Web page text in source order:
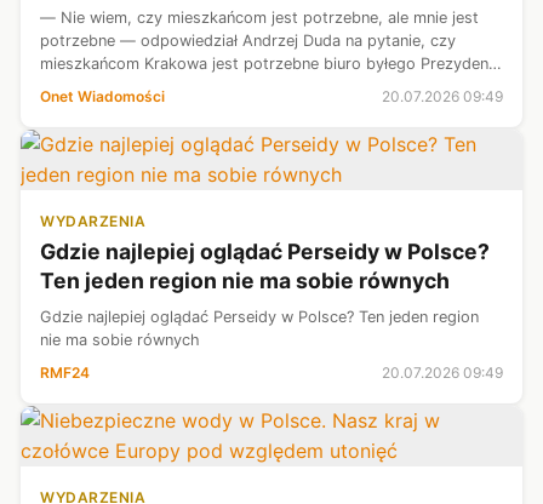
— Nie wiem, czy mieszkańcom jest potrzebne, ale mnie jest
potrzebne — odpowiedział Andrzej Duda na pytanie, czy
mieszkańcom Krakowa jest potrzebne biuro byłego Prezydenta
RP. To mieści się w "Małym Wawelu" na Plantach i ma zostać
otwarte dla obywatel...
Onet Wiadomości 20.07.2026 09:49
WYDARZENIA
Gdzie najlepiej oglądać Perseidy w Polsce?
Ten jeden region nie ma sobie równych
Gdzie najlepiej oglądać Perseidy w Polsce? Ten jeden region
nie ma sobie równych
RMF24
20.07.2026 09:49
WYDARZENIA